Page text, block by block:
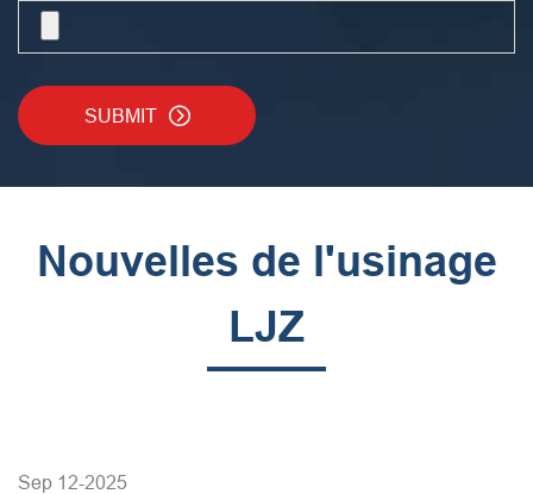
SUBMIT 
Nouvelles de l'usinage
LJZ
Sep 12-2025